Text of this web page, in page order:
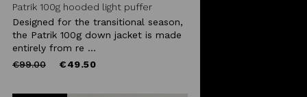
Patrik 100g hooded light puffer
Designed for the transitional season,
the Patrik 100g down jacket is made
entirely from re ...
Price
€99.00to €49.50